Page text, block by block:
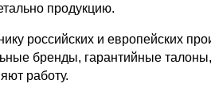
продукцию.
российских и европейских
бренды, гарантийные
работу.